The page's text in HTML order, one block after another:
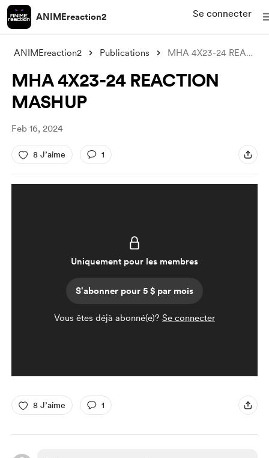
ANIMEreaction2 Se connecter
ANIMEreaction2 Publications MHA 4X23-24 REACTION MASHUP
MHA 4X23-24 REACTION
MASHUP
Feb 16, 2024
8 J’aime 1
Uniquement pour les membres
S'abonner pour 5 $ par mois
Vous êtes déjà abonné(e)? Se connecter
8 J’aime 1